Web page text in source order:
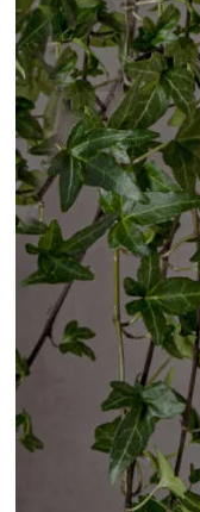
Krepšelyje
Grįžti į